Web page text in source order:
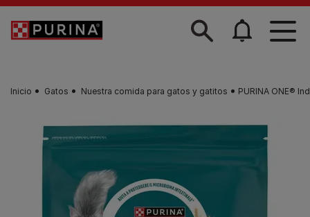
Skip to main content
Inicio Gatos Nuestra comida para gatos y gatitos PURINA ONE®